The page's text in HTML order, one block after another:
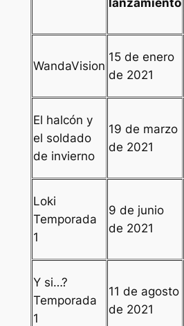
WandaVision
15 de enero
de 2021
El halcón y
el soldado
de invierno
19 de marzo
de 2021
Loki
Temporada
1
9 de junio
de 2021
Y si…?
Temporada
1
11 de agosto
de 2021